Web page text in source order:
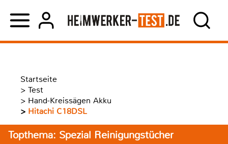
Startseite
> Test
> Hand-Kreissägen Akku
> Hitachi C18DSL
Topthema: Spezial Reinigungstücher